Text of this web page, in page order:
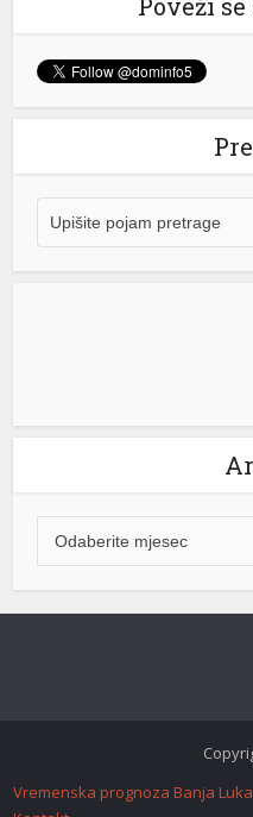
prema kućama
koji su izbili na tri lokacije
iznad Kanjine i dalje širi u
vatrogasne […]
[...]
Poveži se
Vremenska prognoza Banja Luka